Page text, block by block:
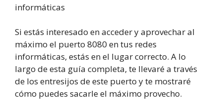
informáticas
Si estás interesado en acceder y aprovechar al
máximo el puerto 8080 en tus redes
informáticas, estás en el lugar correcto. A lo
largo de esta guía completa, te llevaré a través
de los entresijos de este puerto y te mostraré
cómo puedes sacarle el máximo provecho.